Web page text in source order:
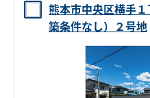
熊本市中央区横手
築条件なし）２号地